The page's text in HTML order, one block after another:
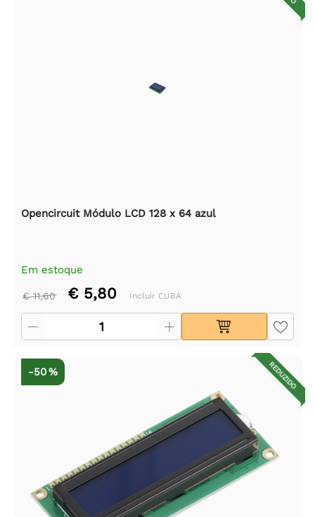
Opencircuit Módulo LCD 128 x 64 azul
Em estoque
€ 11,60 € 5,80 Incluir CUBA
REDUZIDO
-50 %